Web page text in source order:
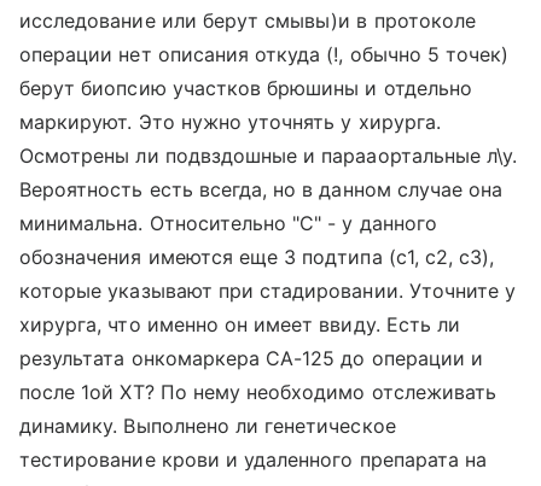
исследование или берут смывы)и в протоколе
операции нет описания откуда (!, обычно 5 точек)
берут биопсию участков брюшины и отдельно
маркируют. Это нужно уточнять у хирурга.
Осмотрены ли подвздошные и парааортальные л\у.
Вероятность есть всегда, но в данном случае она
минимальна. Относительно "С" - у данного
обозначения имеются еще 3 подтипа (с1, с2, с3),
которые указывают при стадировании. Уточните у
хирурга, что именно он имеет ввиду. Есть ли
результата онкомаркера СА-125 до операции и
после 1ой ХТ? По нему необходимо отслеживать
динамику. Выполнено ли генетическое
тестирование крови и удаленного препарата на